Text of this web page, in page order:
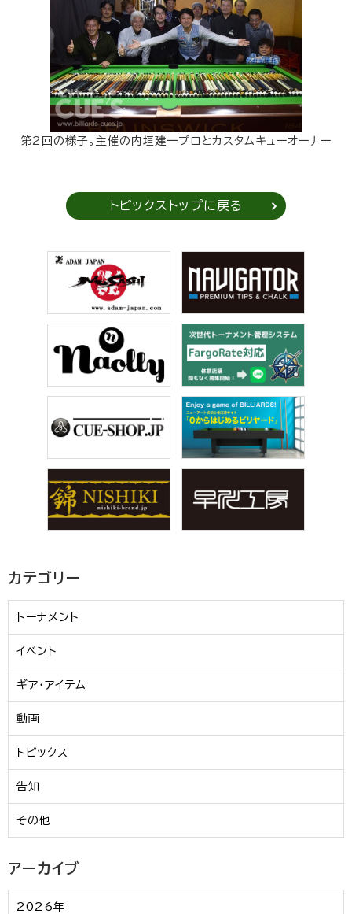
第2回の様子。主催の内垣建一プロとカスタムキューオーナー
トピックストップに戻る
カテゴリー
トーナメント
イベント
ギア・アイテム
動画
トピックス
告知
その他
アーカイブ
2026年